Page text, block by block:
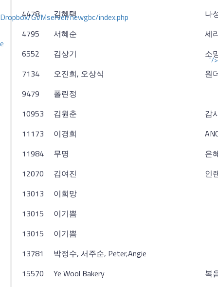
GVMserver/newgbc/index.php
"/>
4478
김혜택
나
4795
서혜순
세
6552
김상기
소
7134
오진희, 오상식
원
9479
폴린정
10953
김원춘
감
11173
이경희
11984
무명
은
12070
김여진
인
13013
이희망
13015
이기쁨
13015
이기쁨
13781
박정수, 서주순, Peter,Angie
15570
Ye Wool Bakery
복